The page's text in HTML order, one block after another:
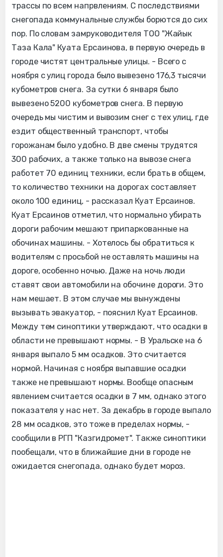
трассы по всем напрвлениям. С последствиями
снегопада коммунальные службы борются до сих
пор. По словам замруководителя ТОО "Жайык
Таза Кала" Куата Ерсаинова, в первую очередь в
городе чистят центральные улицы. - Всего с
ноября с улиц города было вывезено 176,3 тысячи
кубометров снега. За сутки 6 января было
вывезено 5200 кубометров снега. В первую
очередь мы чистим и вывозим снег с тех улиц, где
ездит общественный транспорт, чтобы
горожанам было удобно. В две смены трудятся
300 рабочих, а также только на вывозе снега
работет 70 единиц техники, если брать в общем,
то количество техники на дорогах составляет
около 100 единиц, - рассказал Куат Ерсаинов.
Куат Ерсаинов отметил, что нормально убирать
дороги рабочим мешают припаркованные на
обочинах машины. - Хотелось бы обратиться к
водителям с просьбой не оставлять машины на
дороге, особенно ночью. Даже на ночь люди
ставят свои автомобили на обочине дороги. Это
нам мешает. В этом случае мы вынуждены
вызывать эвакуатор, - пояснил Куат Ерсаинов.
Между тем синоптики утверждают, что осадки в
области не превышают нормы. - В Уральске на 6
января выпало 5 мм осадков. Это считается
нормой. Начиная с ноября выпавшие осадки
также не превышают нормы. Вообще опасным
явлением считается осадки в 7 мм, однако этого
показателя у нас нет. За декабрь в городе выпало
28 мм осадков, это тоже в пределах нормы, -
сообщили в РГП "Казгидромет". Также синоптики
пообещали, что в ближайшие дни в городе не
ожидается снегопада, однако будет мороз.